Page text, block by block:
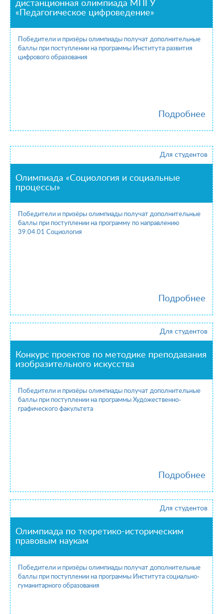
дистанционная олимпиада МПГУ
«Педагогическое цифроведение»
Победители и призёры олимпиады получат дополнительные
баллы при поступлении на программы Института развития
цифрового образования
Подробнее
Для студентов
Олимпиада «Социология и социальные
процессы»
Победители и призёры олимпиады получат дополнительные
баллы при поступлении на программу по направлению
39.04.01 Социология
Подробнее
Для студентов
Конкурс проектов по методике преподавания
изобразительного искусства
Победители и призёры олимпиады получат дополнительные
баллы при поступлении на программы Художественно-
графического факультета
Подробнее
Для студентов
Олимпиада по теоретико-историческим
правовым наукам
Победители и призёры олимпиады получат дополнительные
баллы при поступлении на программы Института социально-
гуманитарного образования